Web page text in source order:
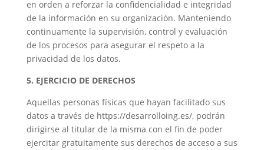
en orden a reforzar la confidencialidad e integridad
de la información en su organización. Manteniendo
continuamente la supervisión, control y evaluación
de los procesos para asegurar el respeto a la
privacidad de los datos.
5. EJERCICIO DE DERECHOS
Aquellas personas físicas que hayan facilitado sus
datos a través de https://desarrolloing.es/, podrán
dirigirse al titular de la misma con el fin de poder
ejercitar gratuitamente sus derechos de acceso a sus